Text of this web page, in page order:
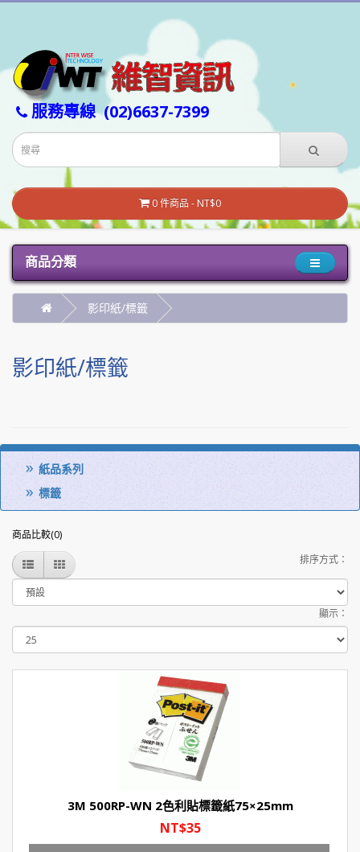
服務專線(02)6637-7399
0 件商品 - NT$0
商品分類
影印紙/標籤
影印紙/標籤
紙品系列
標籤
商品比較(0)
排序方式：
顯示：
3M 500RP-WN 2色利貼標籤紙75×25mm
NT$35